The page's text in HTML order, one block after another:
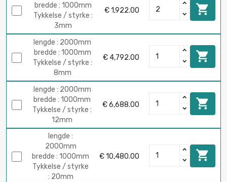
bredde : 1000mm
Tykkelse / styrke :
3mm
€ 1,922.00 
lengde : 2000mm
bredde : 1000mm
Tykkelse / styrke :
8mm
€ 4,792.00 
lengde : 2000mm
bredde : 1000mm
Tykkelse / styrke :
12mm
€ 6,688.00 
lengde :
2000mm
bredde : 1000mm
Tykkelse / styrke
: 20mm
€ 10,480.00 